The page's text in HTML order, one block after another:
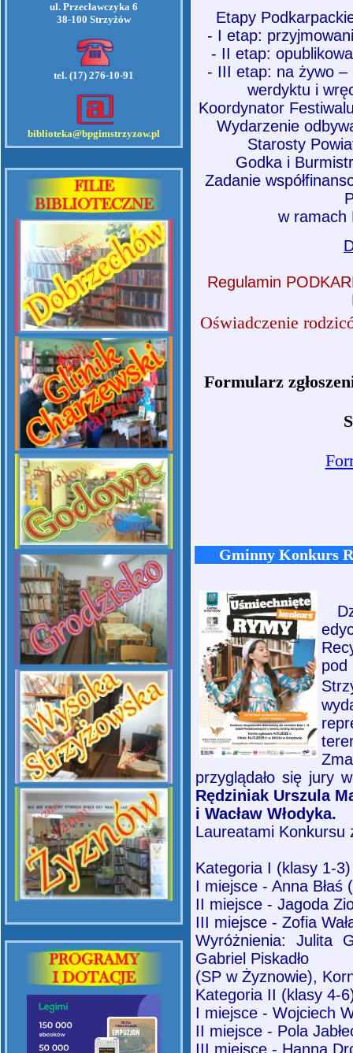
ul. Przecławczyka 6
38-100 Strzyżów
tel. (17) 276-10-91
biblioteka@bpgimstrzyzow.pl
Etapy
- I etap:
- II etap:
- III etap: na żywo –
werdyktu i
Koordynator
Wydarzenie
Starosty
Godka i
Zadanie
w ramach
Regulamin
Oświadczenie
Formularz
Gminny Konkurs
pod
przyglądało się jury
Rędziniak Urszula
i Wacław Włodyka.
Laureatami Konkursu
Kategoria I (klasy 1-3)
I miejsce - Anna
II miejsce - Jagoda
III miejsce - Zofia
Wyróżnienia: Julita
Gabriel Piskadło
(SP w Żyznowie),
Kategoria II (klasy 4-
I miejsce - Wojciech
II miejsce - Pola
III miejsce - Hanna